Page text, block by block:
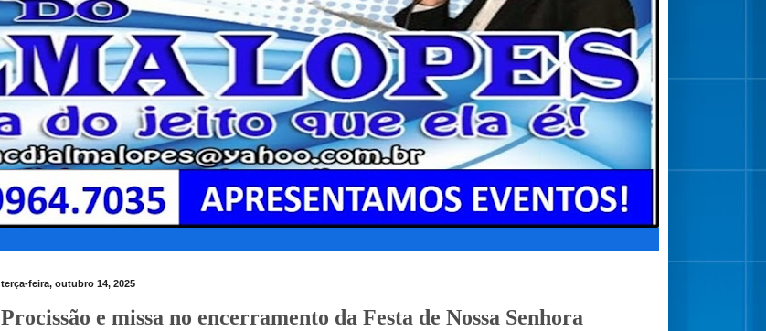
terça-feira, outubro 14, 2025
Procissão e missa no encerramento da Festa de Nossa Senhora